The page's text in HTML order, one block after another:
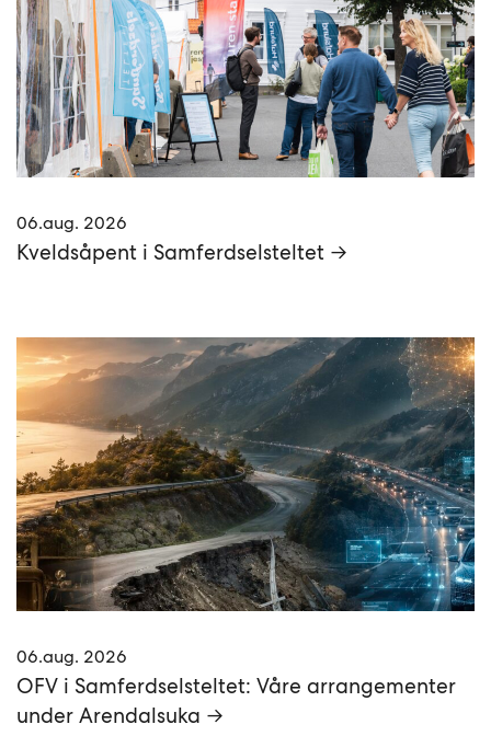
06.aug. 2026
Kveldsåpent i Samferdselsteltet →
06.aug. 2026
OFV i Samferdselsteltet: Våre arrangementer
under Arendalsuka →